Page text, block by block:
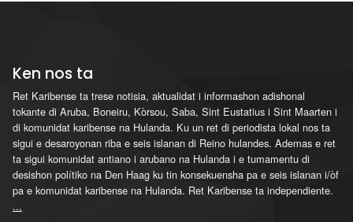
Ken nos ta
Ret Karibense ta trese notisia, aktualidat i informashon adishonal
tokante di Aruba, Boneiru, Kòrsou, Saba, Sint Eustatius i Sint Maarten i
di komunidat karibense na Hulanda. Ku un ret di periodista lokal nos ta
sigui e desaroyonan riba e seis islanan di Reino hulandes. Ademas e ret
ta sigui komunidat antiano i arubano na Hulanda i e tumamentu di
desishon polítiko na Den Haag ku tin konsekuensha pa e seis islanan i/òf
pa e komunidat karibense na Hulanda. Ret Karibense ta independiente.
...